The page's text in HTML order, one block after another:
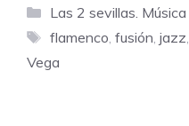
Categorías
Las 2 sevillas. Música
Etiquetas
flamenco, fusión, jazz,
Vega